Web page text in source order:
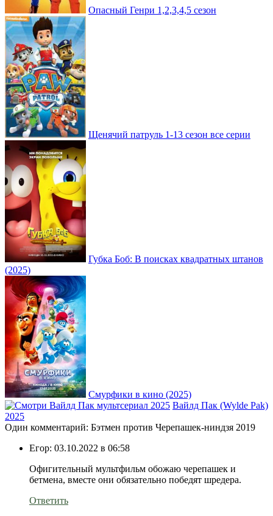
Опасный Генри 1,2,3,4,5 сезон
Щенячий патруль 1-13 сезон все серии
Губка Боб: В поисках квадратных штанов
(2025)
Смурфики в кино (2025)
Вайлд Пак (Wylde Pak)
2025
Один комментарий: Бэтмен против Черепашек-ниндзя 2019
Егор: 03.10.2022 в 06:58
Офигительный мультфильм обожаю черепашек и
бетмена, вместе они обязательно победят шредера.
Ответить